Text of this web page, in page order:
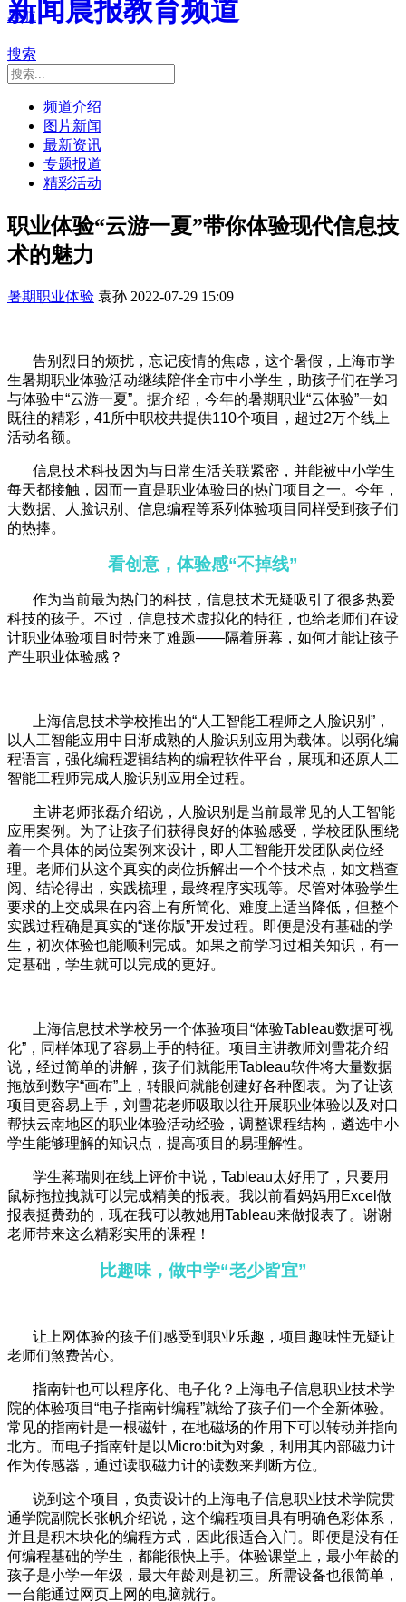
导航
新闻晨报教育频道
搜索
频道介绍
图片新闻
最新资讯
专题报道
精彩活动
职业体验“云游一夏”带你体验现代信息技
术的魅力
暑期职业体验 袁孙 2022-07-29 15:09
告别烈日的烦扰，忘记疫情的焦虑，这个暑假，上海市学
生暑期职业体验活动继续陪伴全市中小学生，助孩子们在学习
与体验中“云游一夏”。据介绍，今年的暑期职业“云体验”一如
既往的精彩，41所中职校共提供110个项目，超过2万个线上
活动名额。
信息技术科技因为与日常生活关联紧密，并能被中小学生
每天都接触，因而一直是职业体验日的热门项目之一。今年，
大数据、人脸识别、信息编程等系列体验项目同样受到孩子们
的热捧。
看创意，体验感“不掉线”
作为当前最为热门的科技，信息技术无疑吸引了很多热爱
科技的孩子。不过，信息技术虚拟化的特征，也给老师们在设
计职业体验项目时带来了难题——隔着屏幕，如何才能让孩子
产生职业体验感？
上海信息技术学校推出的“人工智能工程师之人脸识别”，
以人工智能应用中日渐成熟的人脸识别应用为载体。以弱化编
程语言，强化编程逻辑结构的编程软件平台，展现和还原人工
智能工程师完成人脸识别应用全过程。
主讲老师张磊介绍说，人脸识别是当前最常见的人工智能
应用案例。为了让孩子们获得良好的体验感受，学校团队围绕
着一个具体的岗位案例来设计，即人工智能开发团队岗位经
理。老师们从这个真实的岗位拆解出一个个技术点，如文档查
阅、结论得出，实践梳理，最终程序实现等。尽管对体验学生
要求的上交成果在内容上有所简化、难度上适当降低，但整个
实践过程确是真实的“迷你版”开发过程。即便是没有基础的学
生，初次体验也能顺利完成。如果之前学习过相关知识，有一
定基础，学生就可以完成的更好。
上海信息技术学校另一个体验项目“体验Tableau数据可视
化”，同样体现了容易上手的特征。项目主讲教师刘雪花介绍
说，经过简单的讲解，孩子们就能用Tableau软件将大量数据
拖放到数字“画布”上，转眼间就能创建好各种图表。为了让该
项目更容易上手，刘雪花老师吸取以往开展职业体验以及对口
帮扶云南地区的职业体验活动经验，调整课程结构，遴选中小
学生能够理解的知识点，提高项目的易理解性。
学生蒋瑞则在线上评价中说，Tableau太好用了，只要用
鼠标拖拉拽就可以完成精美的报表。我以前看妈妈用Excel做
报表挺费劲的，现在我可以教她用Tableau来做报表了。谢谢
老师带来这么精彩实用的课程！
比趣味，做中学“老少皆宜”
让上网体验的孩子们感受到职业乐趣，项目趣味性无疑让
老师们煞费苦心。
指南针也可以程序化、电子化？上海电子信息职业技术学
院的体验项目“电子指南针编程”就给了孩子们一个全新体验。
常见的指南针是一根磁针，在地磁场的作用下可以转动并指向
北方。而电子指南针是以Micro:bit为对象，利用其内部磁力计
作为传感器，通过读取磁力计的读数来判断方位。
说到这个项目，负责设计的上海电子信息职业技术学院贯
通学院副院长张帆介绍说，这个编程项目具有明确色彩体系，
并且是积木块化的编程方式，因此很适合入门。即便是没有任
何编程基础的学生，都能很快上手。体验课堂上，最小年龄的
孩子是小学一年级，最大年龄则是初三。所需设备也很简单，
一台能通过网页上网的电脑就行。